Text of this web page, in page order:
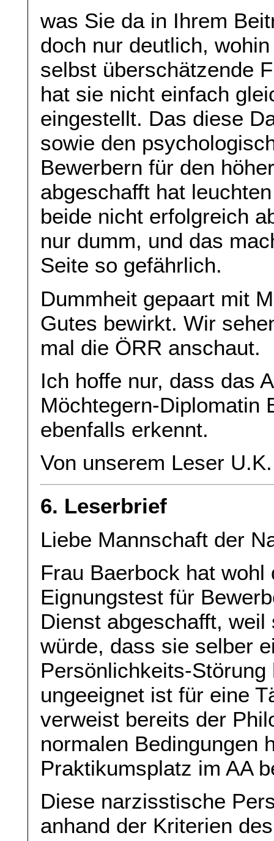
was Sie da in Ihrem
doch nur deutlich,
selbst überschätzende
hat sie nicht einfach
eingestellt. Das diese
sowie den
Bewerbern für den
abgeschafft hat
beide nicht erfolgreich
nur dumm, und das
Seite so gefährlich.
Dummheit gepaart mit
Gutes bewirkt. Wir
mal die ÖRR anschaut.
Ich hoffe nur, dass das
Möchtegern-Diplomatin
ebenfalls erkennt.
Von unserem Leser U.K.
6. Leserbrief
Liebe Mannschaft der
Frau Baerbock hat
Eignungstest für
Dienst abgeschafft,
würde, dass sie selber
Persönlichkeits-
ungeeignet ist für eine
verweist bereits der
normalen Bedingungen
Praktikumsplatz im AA
Diese narzisstische
anhand der Kriterien